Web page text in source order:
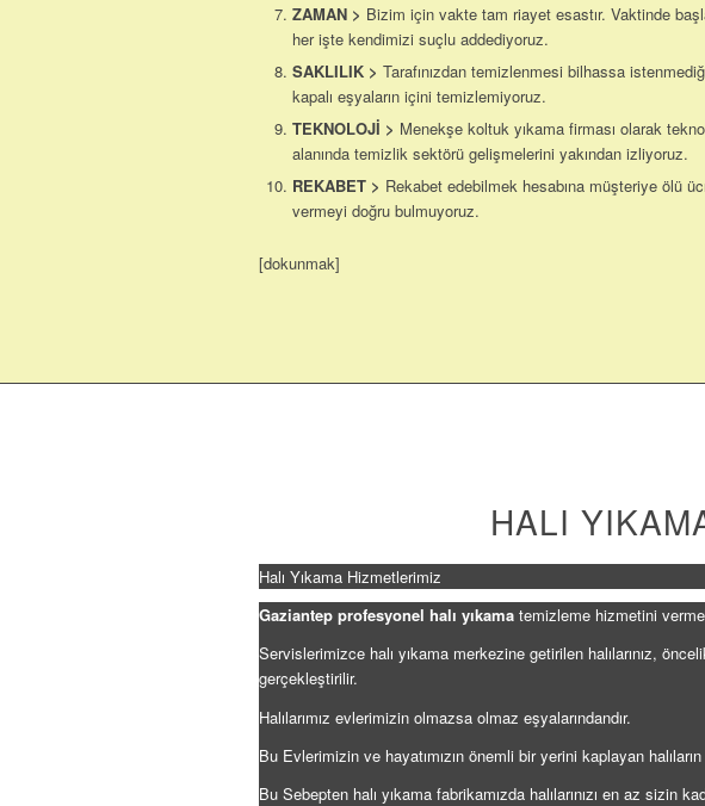
ZAMAN > Bizim için vakte tam riayet esastır. Vaktinde
her işte kendimizi suçlu addediyoruz.
SAKLILIK > Tarafınızdan temizlenmesi bilhassa
kapalı eşyaların içini temizlemiyoruz.
TEKNOLOJİ > Menekşe koltuk yıkama firması olarak
alanında temizlik sektörü gelişmelerini yakından izliyoruz.
REKABET > Rekabet edebilmek hesabına müşteriye ölü
vermeyi doğru bulmuyoruz.
[dokunmak]
HALI
Halı Yıkama Hizmetlerimiz
Gaziantep profesyonel halı yıkama temizleme hizmetini
Servislerimizce halı yıkama merkezine getirilen halılarınız,
gerçekleştirilir.
Halılarımız evlerimizin olmazsa olmaz eşyalarındandır.
Bu Evlerimizin ve hayatımızın önemli bir yerini kaplayan
Bu Sebepten halı yıkama fabrikamızda halılarınızı en az sizin